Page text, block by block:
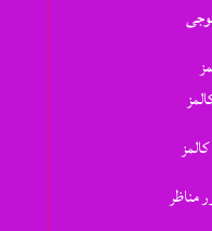
مناظر